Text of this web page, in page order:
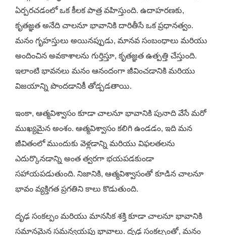
ఏర్పరచడంలో ఒక కీలక పాత్ర వహిస్తుంది. ఉదాహరణకు,
కృతజ్ఞత అనేది చాలనూ భావానికి దారితీసే ఒక ప్రధానత్వం.
మనం గృహస్తులు అయినప్పుడు, మానవ సంబంధాలు మరియు
అందించిన అవకాశాలను గుర్తిస్తూ, కృతజ్ఞత ఉత్పత్తి చేస్తుంది.
ఇలాంటి భావనలు మనం ఆనందంగా జీవించడానికి మరియు
విజయాన్ని పొందడానికీ తోడ్పడతాయి.
ఇంకా, ఆత్మవిశ్వాసం కూడా చాలనూ భావానికి పునాది వేసే మరో
ముఖ్యమైన అంశం. ఆత్మవిశ్వాసం కలిగి ఉండడం, ఇది మన
జీవితంలో ముందుకు వెళ్లడాన్ని మరియు విఫలతలను
ఎదుర్కొనడాన్ని అంత త్వరగా భయపడకుండా
సహాయపడుతుంది. నిజానికి, ఆత్మవిశ్వాసంతో కూడిన చాలనూ
భావం వ్యక్తిగత ప్రగతిని కాలు కొడుతుంది.
దృఢ సంకల్పం మరియు మానసిక శక్తి కూడా చాలనూ భావానికి
సమానమైన సమన్వయపు భావాలు. దృఢ సంకల్పంతో, మనం